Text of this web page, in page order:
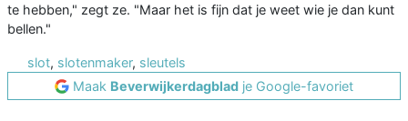
te hebben," zegt ze. "Maar het is fijn dat je weet wie je dan kunt
bellen."
slot, slotenmaker, sleutels
Maak Beverwijkerdagblad je Google-favoriet